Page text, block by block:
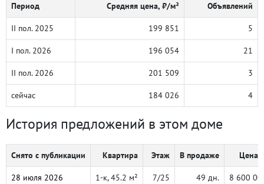
Период Средняя цена, ₽/м² Объявлений
II пол. 2025 199 851 5
I пол. 2026 196 054 21
II пол. 2026 201 509 3
сейчас 184 026 4
История предложений в этом доме
Снято с публикации Квартира Этаж В продаже Цена,
28 июля 2026 1-к, 45.2 м² 7/25 49 дн. 8 600